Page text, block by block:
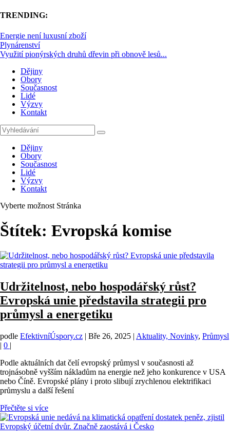
TRENDING:
Energie není luxusní zboží
Plynárenství
Využití pionýrských druhů dřevin při obnově lesů...
Dějiny
Obory
Současnost
Lidé
Výzvy
Kontakt
Dějiny
Obory
Současnost
Lidé
Výzvy
Kontakt
Vyberte možnost Stránka
Štítek: Evropská komise
Udržitelnost, nebo hospodářský růst?
Evropská unie představila strategii pro
průmysl a energetiku
podle EfektivníÚspory.cz | Bře 26, 2025 | Aktuality, Novinky, Průmysl
| 0 |
Podle aktuálních dat čelí evropský průmysl v současnosti až
trojnásobně vyšším nákladům na energie než jeho konkurence v USA
nebo Číně. Evropské plány i proto slibují zrychlenou elektrifikaci
průmyslu a další řešení
Přečtěte si více